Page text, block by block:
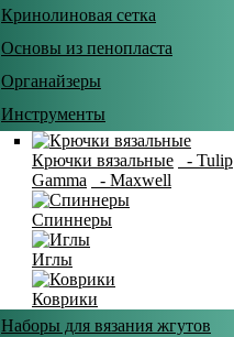
Кринолиновая сетка
Основы из пенопласта
Органайзеры
Инструменты
Крючки вязальные - Tulip
Gamma
- Maxwell
Спиннеры
Иглы
Коврики
Наборы для вязания жгутов